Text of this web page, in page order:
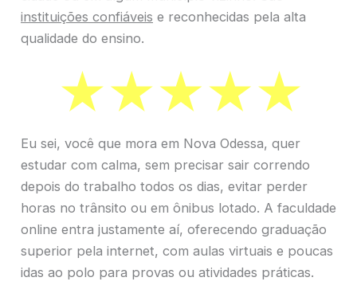
instituições confiáveis e reconhecidas pela alta
qualidade do ensino.
Eu sei, você que mora em Nova Odessa, quer
estudar com calma, sem precisar sair correndo
depois do trabalho todos os dias, evitar perder
horas no trânsito ou em ônibus lotado. A faculdade
online entra justamente aí, oferecendo graduação
superior pela internet, com aulas virtuais e poucas
idas ao polo para provas ou atividades práticas.